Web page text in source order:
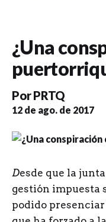
¿Una
PorPRTQ
12 de ago. de 2017
Desde que la
gestión impuesta
podido